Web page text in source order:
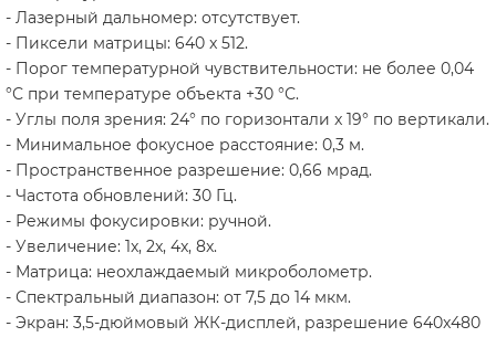
- Лазерный дальномер: отсутствует.
- Пиксели матрицы: 640 x 512.
- Порог температурной чувствительности: не более 0,04
°С при температуре объекта +30 °С.
- Углы поля зрения: 24° по горизонтали x 19° по вертикали.
- Минимальное фокусное расстояние: 0,3 м.
- Пространственное разрешение: 0,66 мрад.
- Частота обновлений: 30 Гц.
- Режимы фокусировки: ручной.
- Увеличение: 1x, 2x, 4x, 8x.
- Матрица: неохлаждаемый микроболометр.
- Спектральный диапазон: от 7,5 до 14 мкм.
- Экран: 3,5-дюймовый ЖК-дисплей, разрешение 640x480